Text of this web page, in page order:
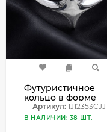
Футуристичное
кольцо в форме
четырехконечной
звезды 1J12353CJJ
Артикул:1J12353CJJ
В НАЛИЧИИ: 38 ШТ.